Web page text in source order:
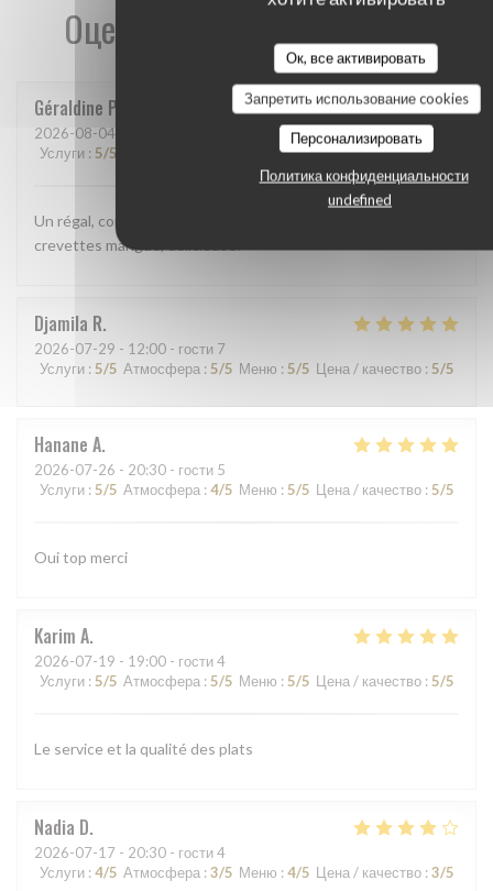
Ок, все активировать
Запретить использование cookies
Персонализировать
Политика конфиденциальности
undefined
Оценки наших посетителей
Géraldine P
2026-08-04
Услуги : 5/5 :5/5 Цена / качество:5
Un régal, comme d'habitude. Cette fois ci j'ai pris la salade
crevettes mangue, délicieuse!
Djamila R
2026-07-29 - 12:00 - гости 7
Услуги : 5/5 Атмосфера : 5/5 Меню : 5/5 Цена / качество : 5/5
Hanane A
2026-07-26 - 20:30 - гости 5
Услуги : 5/5 Атмосфера : 4/5 Меню : 5/5 Цена / качество : 5/5
Oui top merci
Karim A
2026-07-19 - 19:00 - гости 4
Услуги : 5/5 Атмосфера : 5/5 Меню : 5/5 Цена / качество : 5/5
Le service et la qualité des plats
Nadia D
2026-07-17 - 20:30 - гости 4
Услуги : 4/5 Атмосфера : 3/5 Меню : 4/5 Цена / качество : 3/5